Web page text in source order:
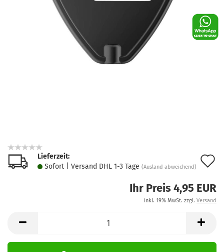
Lieferzeit:
Sofort | Versand DHL 1-3 Tage (Ausland abweichend)
Ihr Preis 4,95 EUR
inkl. 19% MwSt. zzgl. Versand